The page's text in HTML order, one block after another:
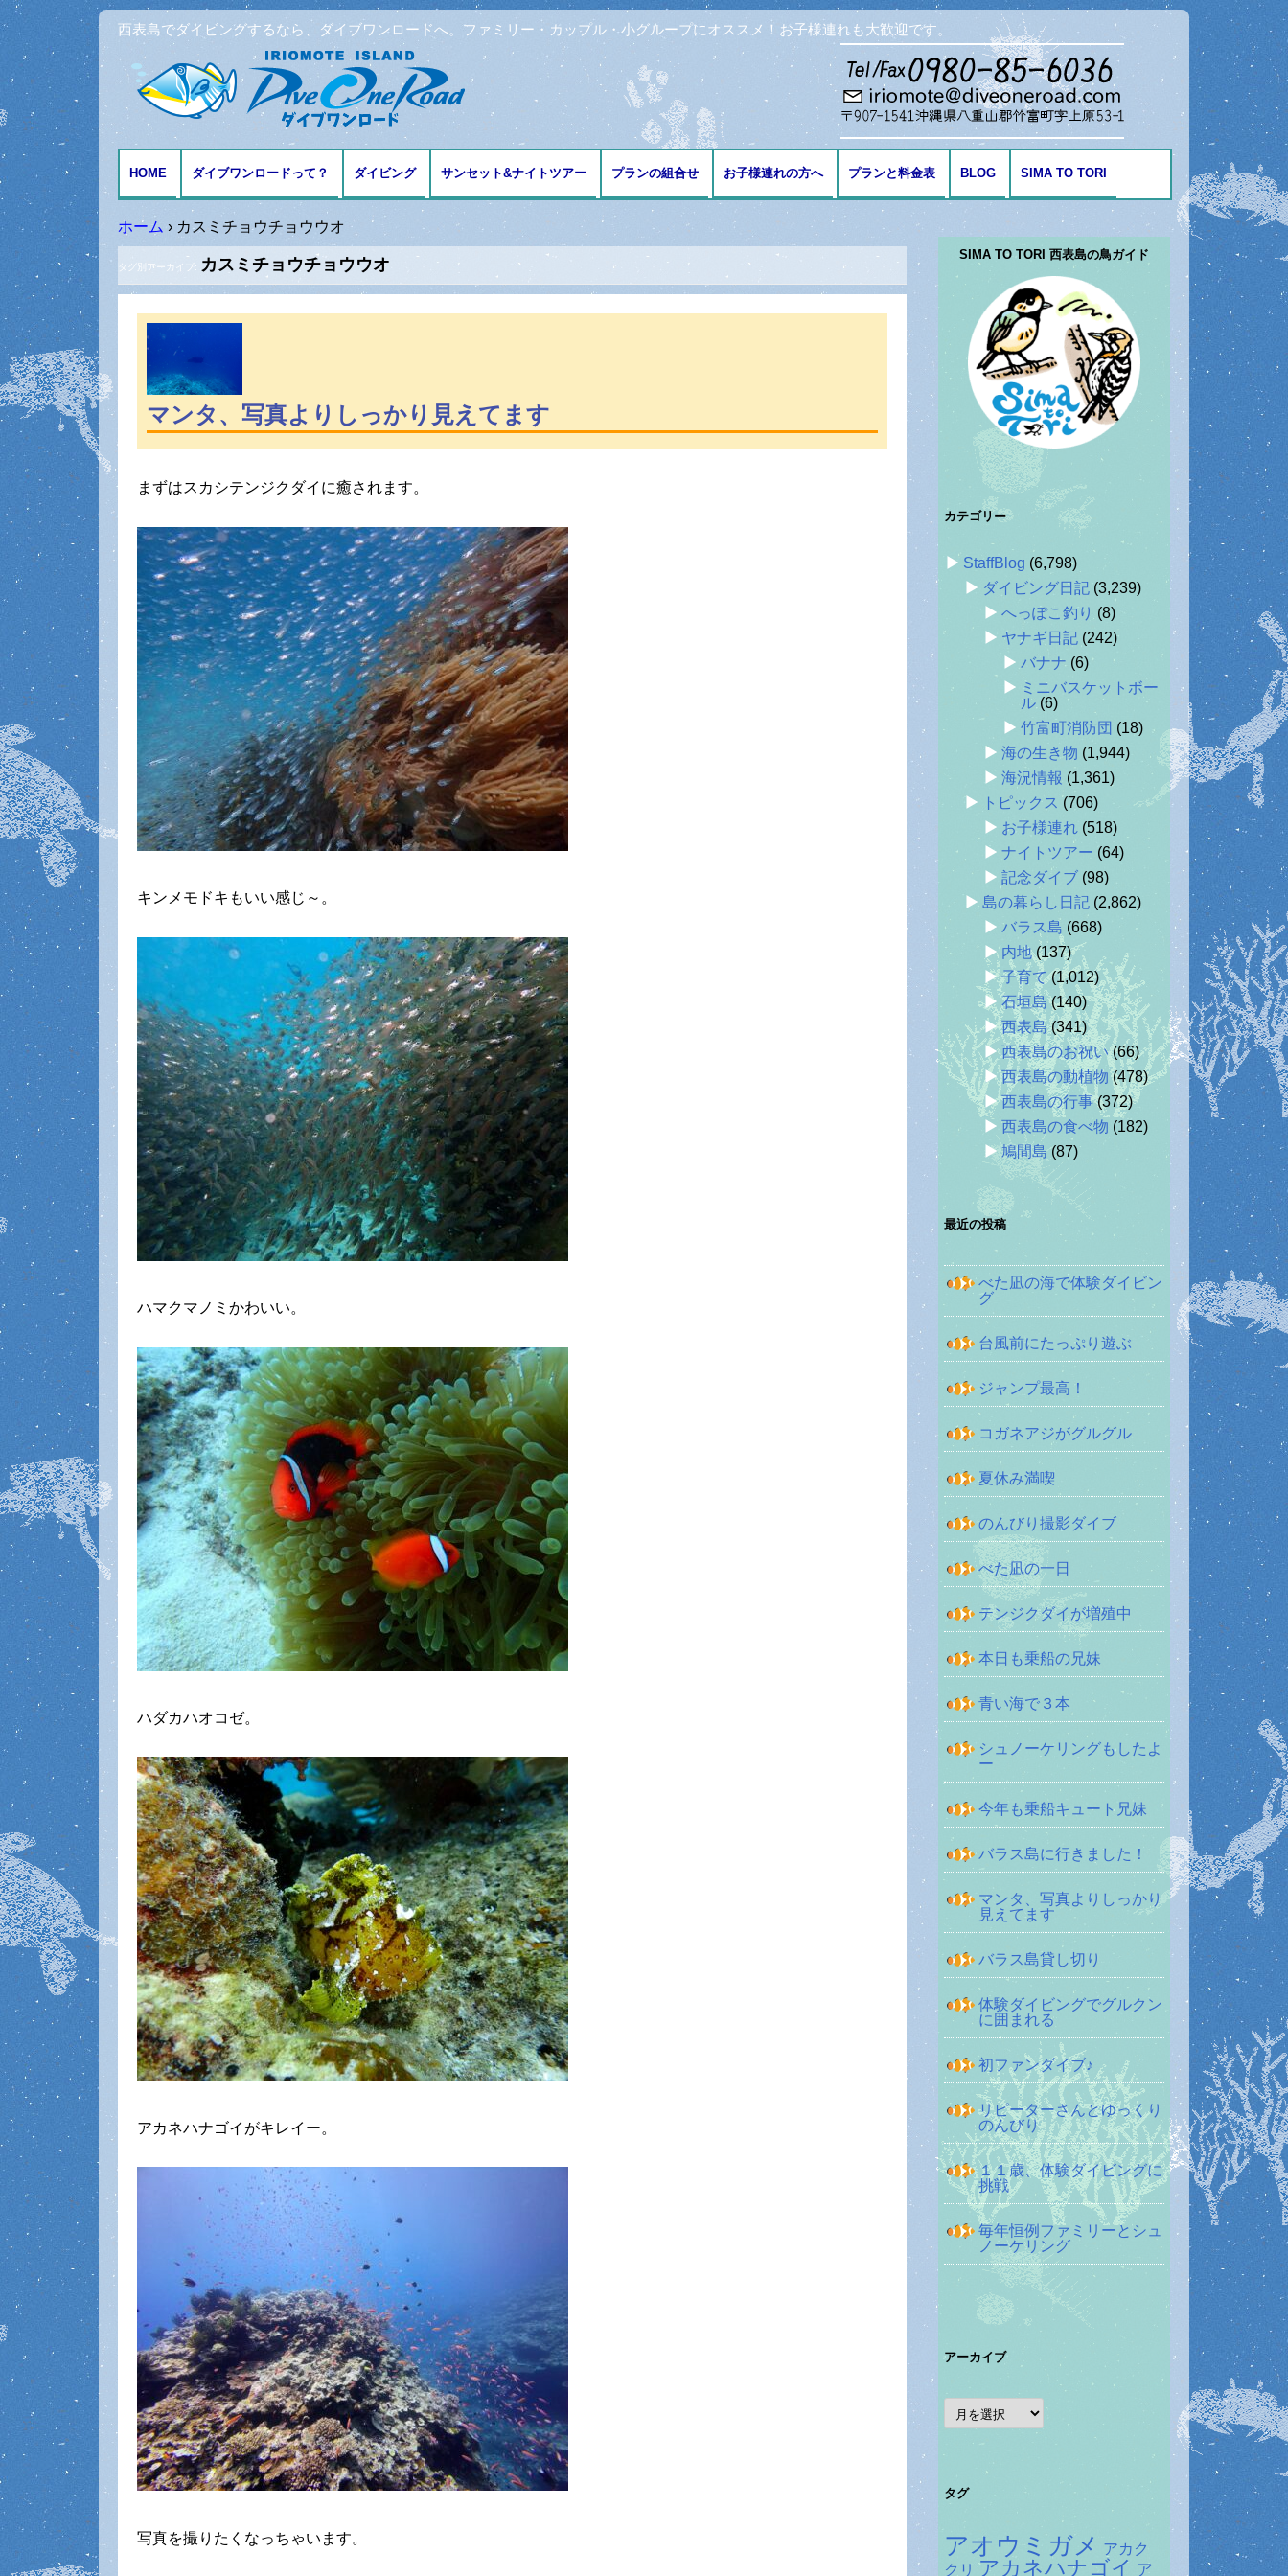
西表島でダイビングするなら、ダイブワンロードへ。ファミリー・カップル・小グループにオススメ！お子様連れも大歓迎です。
コンテンツへ移動
HOME ダイブワンロードって？
アクセスとMAP
ダイビング
ファンダイブ
体験ダイビング
シュノーケリング
ダイビング免許の講習
サンセット&ナイトツアー プランの組合せ お子様連れの方へ プランと料金表 BLOG
海の生き物
SIMA TO TORI
ホーム › カスミチョウチョウウオ
タグ別アーカイブ: カスミチョウチョウウオ
マンタ、写真よりしっかり見えてます
まずはスカシテンジクダイに癒されます。
キンメモドキもいい感じ～。
ハマクマノミかわいい。
ハダカハオコゼ。
アカネハナゴイがキレイー。
写真を撮りたくなっちゃいます。
SIMA TO TORI 西表島の鳥ガイド
カテゴリー
StaffBlog (6,798)
ダイビング日記 (3,239)
へっぽこ釣り (8)
ヤナギ日記 (242)
バナナ (6)
ミニバスケットボー
ル (6)
竹富町消防団 (18)
海の生き物 (1,944)
海況情報 (1,361)
トピックス (706)
お子様連れ (518)
ナイトツアー (64)
記念ダイブ (98)
島の暮らし日記 (2,862)
バラス島 (668)
内地(137)
子育て(1,012)
石垣島(140)
西表島(341)
西表島のお祝い(66)
西表島の動植物(478)
西表島の行事(372)
西表島の食べ物 (182)
鳩間島 (87)
最近の投稿
べた凪の海で体験ダイビン
グ
台風前にたっぷり遊ぶ
ジャンプ最高！
コガネアジがグルグル
夏休み満喫
のんびり撮影ダイブ
べた凪の一日
テンジクダイが増殖中
本日も乗船の兄妹
青い海で３本
シュノーケリングもしたよ
ー
今年も乗船キュート兄妹
バラス島に行きました！
マンタ、写真よりしっかり
見えてます
バラス島貸し切り
体験ダイビングでグルクン
に囲まれる
初ファンダイブ♪
リピーターさんとゆっくり
のんびり
１１歳、体験ダイビングに
挑戦
毎年恒例ファミリーとシュ
ノーケリング
アーカイブ
ア
ー
タグ
アオウミガメ
アカク
クリ アカネハナゴイ ア